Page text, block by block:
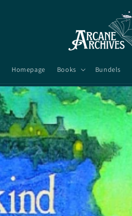
Homepage Books Bundels